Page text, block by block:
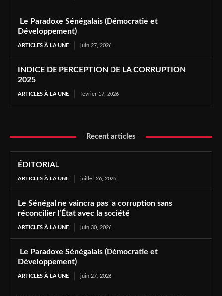
Le Paradoxe Sénégalais (Démocratie et
Développement)
ARTICLES À LA UNE juin 27, 2026
INDICE DE PERCEPTION DE LA CORRUPTION
2025
ARTICLES À LA UNE février 17, 2026
Recent articles
ÉDITORIAL
ARTICLES À LA UNE juillet 26, 2026
Le Sénégal ne vaincra pas la corruption sans
réconcilier l’État avec la société
ARTICLES À LA UNE juin 30, 2026
Le Paradoxe Sénégalais (Démocratie et
Développement)
ARTICLES À LA UNE juin 27, 2026